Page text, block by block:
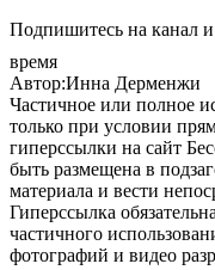
Подпишитесь на канал
время
Автор:Инна Дерменжи
Частичное или полное
только при условии
гиперссылки на сайт
быть размещена в
материала и вести
Гиперссылка
частичного
фотографий и видео